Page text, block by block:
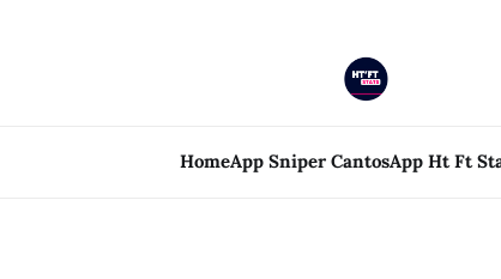
HomeApp Sniper CantosApp Ht Ft